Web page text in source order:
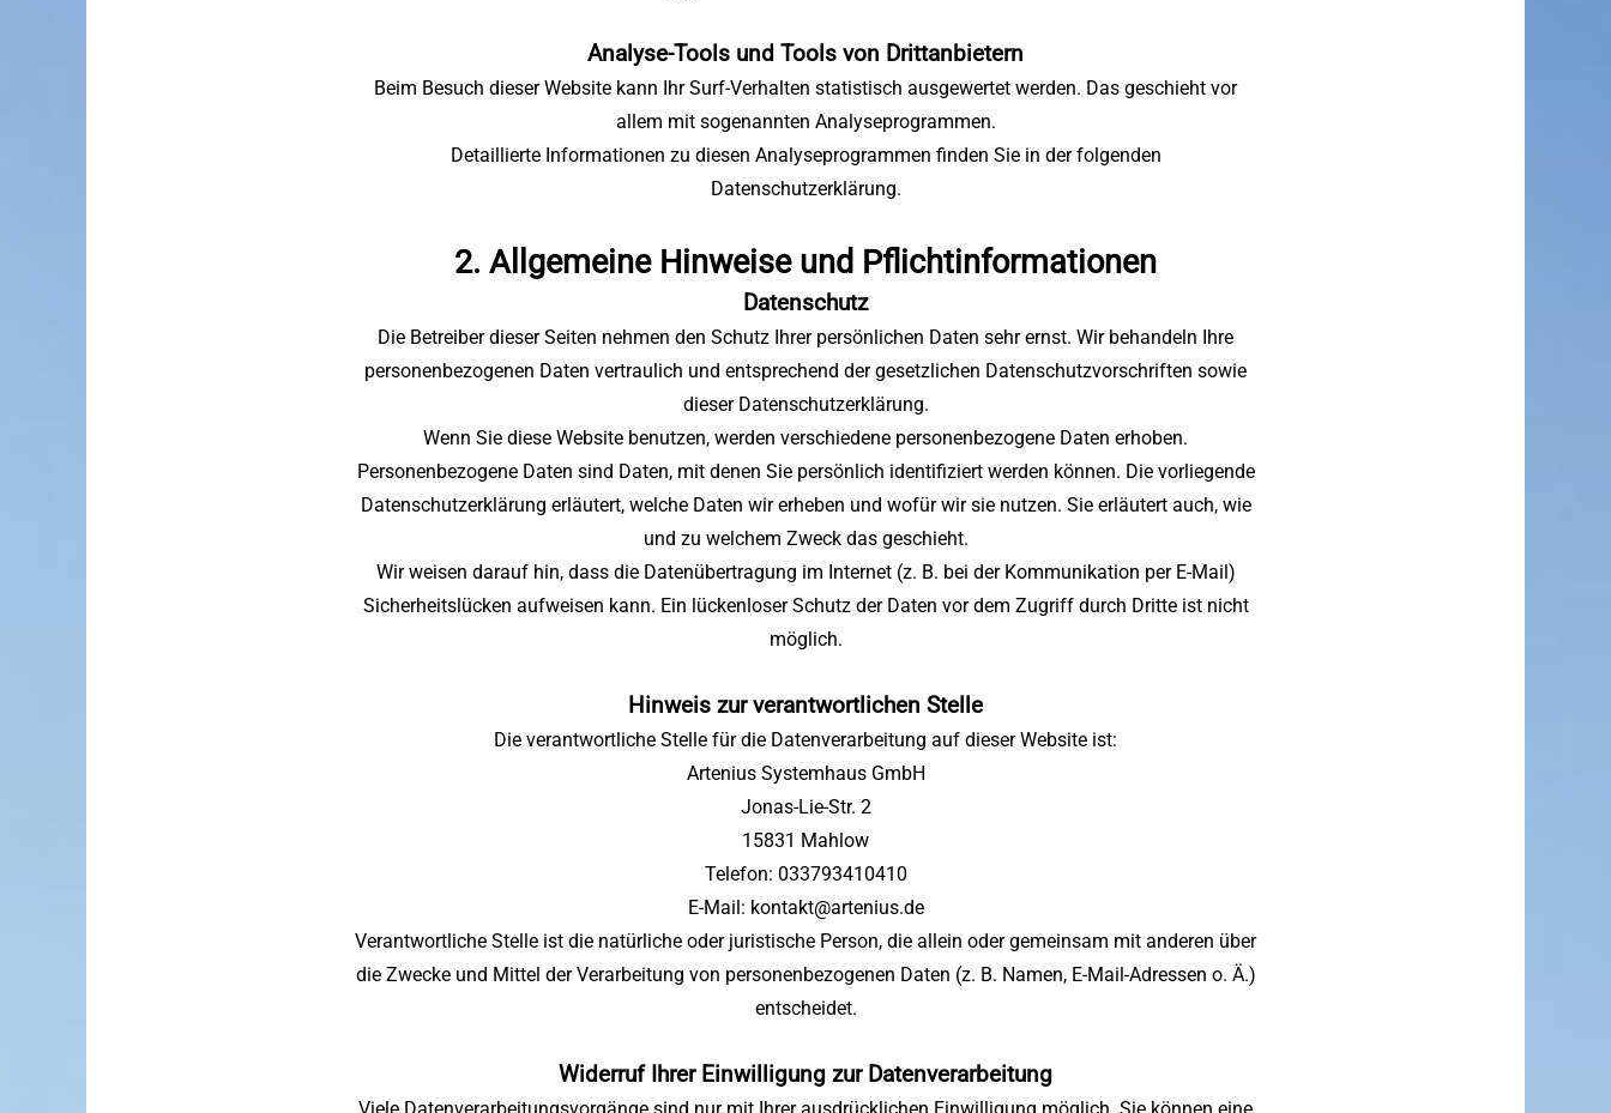
Analyse-Tools und Tools von Drittanbietern
Beim Besuch dieser Website kann Ihr Surf-Verhalten statistisch ausgewertet werden. Das geschieht vor
allem mit sogenannten Analyseprogrammen.
Detaillierte Informationen zu diesen Analyseprogrammen finden Sie in der folgenden
Datenschutzerklärung.
2. Allgemeine Hinweise und Pflichtinformationen
Datenschutz
Die Betreiber dieser Seiten nehmen den Schutz Ihrer persönlichen Daten sehr ernst. Wir behandeln Ihre
personenbezogenen Daten vertraulich und entsprechend der gesetzlichen Datenschutzvorschriften sowie
dieser Datenschutzerklärung.
Wenn Sie diese Website benutzen, werden verschiedene personenbezogene Daten erhoben.
Personenbezogene Daten sind Daten, mit denen Sie persönlich identifiziert werden können. Die vorliegende
Datenschutzerklärung erläutert, welche Daten wir erheben und wofür wir sie nutzen. Sie erläutert auch, wie
und zu welchem Zweck das geschieht.
Wir weisen darauf hin, dass die Datenübertragung im Internet (z. B. bei der Kommunikation per E-Mail)
Sicherheitslücken aufweisen kann. Ein lückenloser Schutz der Daten vor dem Zugriff durch Dritte ist nicht
möglich.
Hinweis zur verantwortlichen Stelle
Die verantwortliche Stelle für die Datenverarbeitung auf dieser Website ist:
Artenius Systemhaus GmbH
Jonas-Lie-Str. 2
15831 Mahlow
Telefon: 033793410410
E-Mail: kontakt@artenius.de
Verantwortliche Stelle ist die natürliche oder juristische Person, die allein oder gemeinsam mit anderen über
die Zwecke und Mittel der Verarbeitung von personenbezogenen Daten (z. B. Namen, E-Mail-Adressen o. Ä.)
entscheidet.
Widerruf Ihrer Einwilligung zur Datenverarbeitung